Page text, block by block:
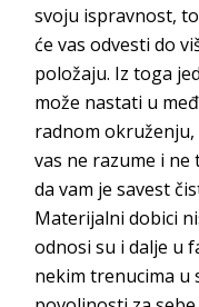
svoju ispravnost,
će vas odvesti do
položaju. Iz toga
može nastati u
radnom okruženju,
vas ne razume i ne
da vam je savest
Materijalni dobici
odnosi su i dalje u
nekim trenucima u